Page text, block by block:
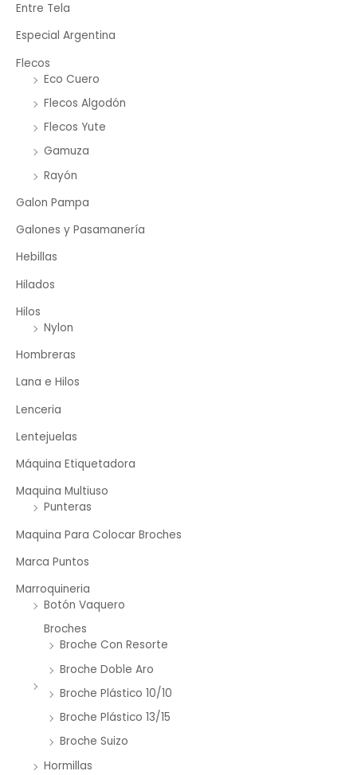
Entre Tela
Especial Argentina
Flecos
Eco Cuero
Flecos Algodón
Flecos Yute
Gamuza
Rayón
Galon Pampa
Galones y Pasamanería
Hebillas
Hilados
Hilos
Nylon
Hombreras
Lana e Hilos
Lenceria
Lentejuelas
Máquina Etiquetadora
Maquina Multiuso
Punteras
Maquina Para Colocar Broches
Marca Puntos
Marroquineria
Botón Vaquero
Broches
Broche Con Resorte
Broche Doble Aro
Broche Plástico 10/10
Broche Plástico 13/15
Broche Suizo
Hormillas